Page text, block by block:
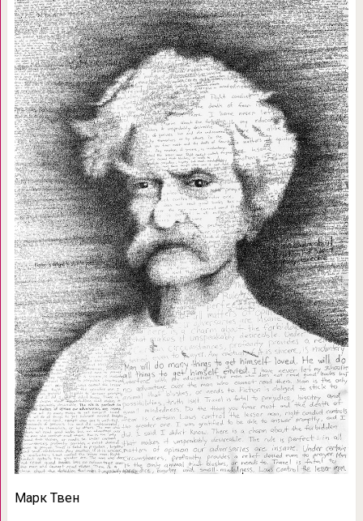
Марк Твен